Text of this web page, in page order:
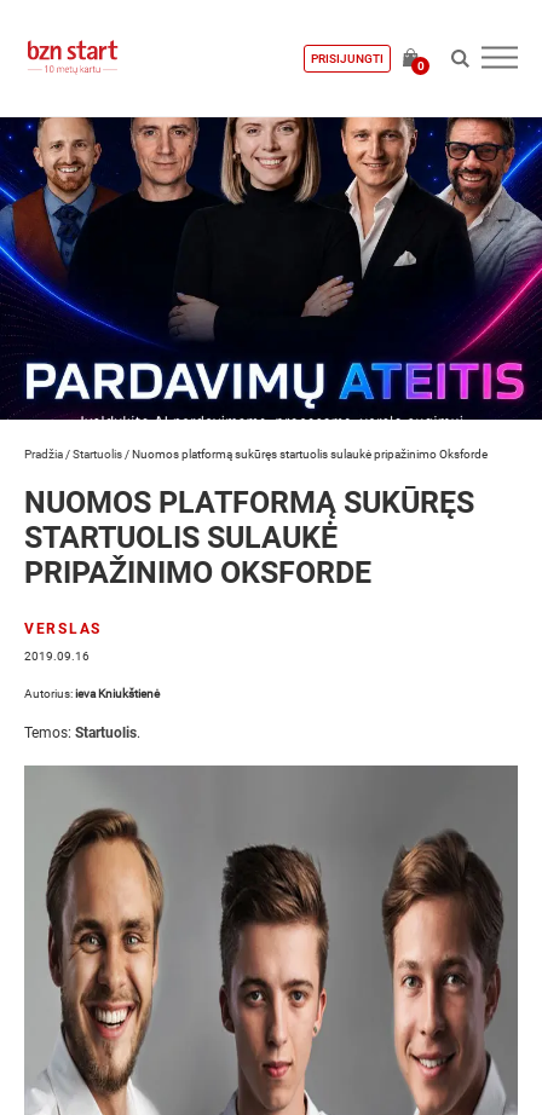
PRISIJUNGTI
0
Pradžia /Startuolis /Nuomos platformą sukūręs startuolis sulaukė pripažinimo Oksforde
NUOMOS PLATFORMĄ SUKŪRĘS
STARTUOLIS SULAUKĖ
PRIPAŽINIMO OKSFORDE
VERSLAS
2019.09.16
Autorius:ieva Kniukštienė
Temos: Startuolis.